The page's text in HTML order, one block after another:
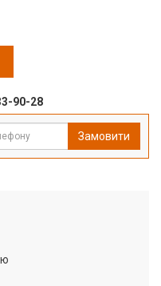
90-28
Замовити